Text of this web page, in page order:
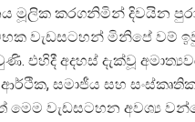
මූලික කරගනිමින් දිවයින පුරා
වැඩසටහන් මිනිපේ වම්
එහිදී අදහස් දැක්වූ අමාත්
ආර්ථික, සමාජීය සහ
මෙම වැඩසටහන අවශ් ය